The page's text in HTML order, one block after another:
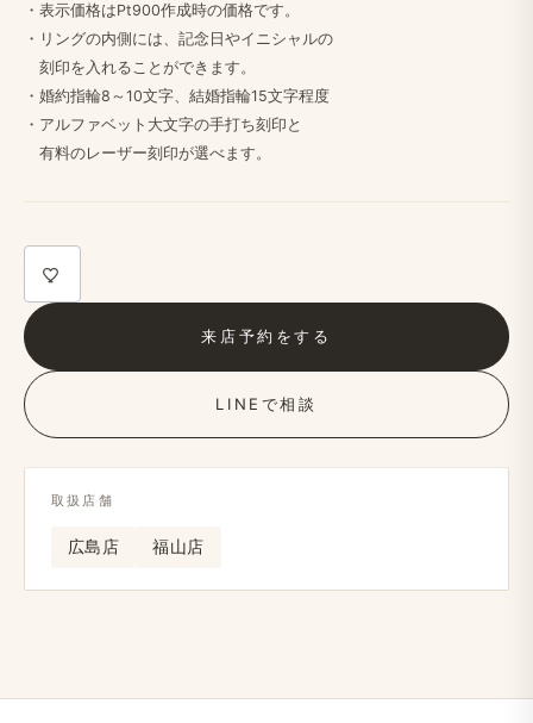
取扱店舗
広島店 福山店
・​表示価格は​Pt900作成時の​価格です。
・リングの​内側には、​記念日や​イニシャルの
刻印を​入れる​ことができます。
・婚約指輪8～10文字、​結婚​指輪15文字程度
・アルファベット大文字の​手打ち刻印と
​有料の​レーザー刻印が​選べます。
来店予約を​する
LINEで​相談